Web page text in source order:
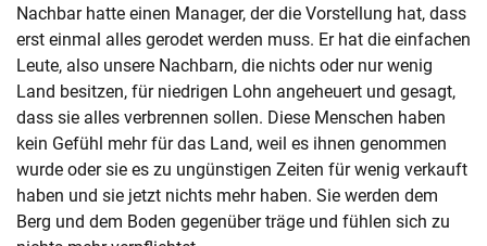
Nachbar hatte einen Manager, der die Vorstellung hat, dass
erst einmal alles gerodet werden muss. Er hat die einfachen
Leute, also unsere Nachbarn, die nichts oder nur wenig
Land besitzen, für niedrigen Lohn angeheuert und gesagt,
dass sie alles verbrennen sollen. Diese Menschen haben
kein Gefühl mehr für das Land, weil es ihnen genommen
wurde oder sie es zu ungünstigen Zeiten für wenig verkauft
haben und sie jetzt nichts mehr haben. Sie werden dem
Berg und dem Boden gegenüber träge und fühlen sich zu